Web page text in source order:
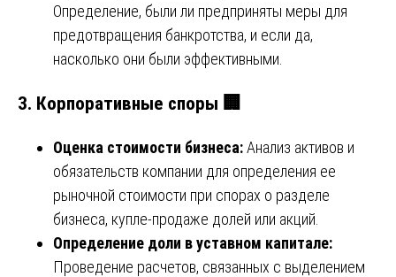
Определение, были ли предприняты меры для
предотвращения банкротства, и если да,
насколько они были эффективными.
3. Корпоративные споры 🏢
Оценка стоимости бизнеса:Анализ активов и
обязательств компании для определения ее
рыночной стоимости при спорах о разделе
бизнеса, купле-продаже долей или акций.
Определение доли в уставном капитале:
Проведение расчетов, связанных с выделением